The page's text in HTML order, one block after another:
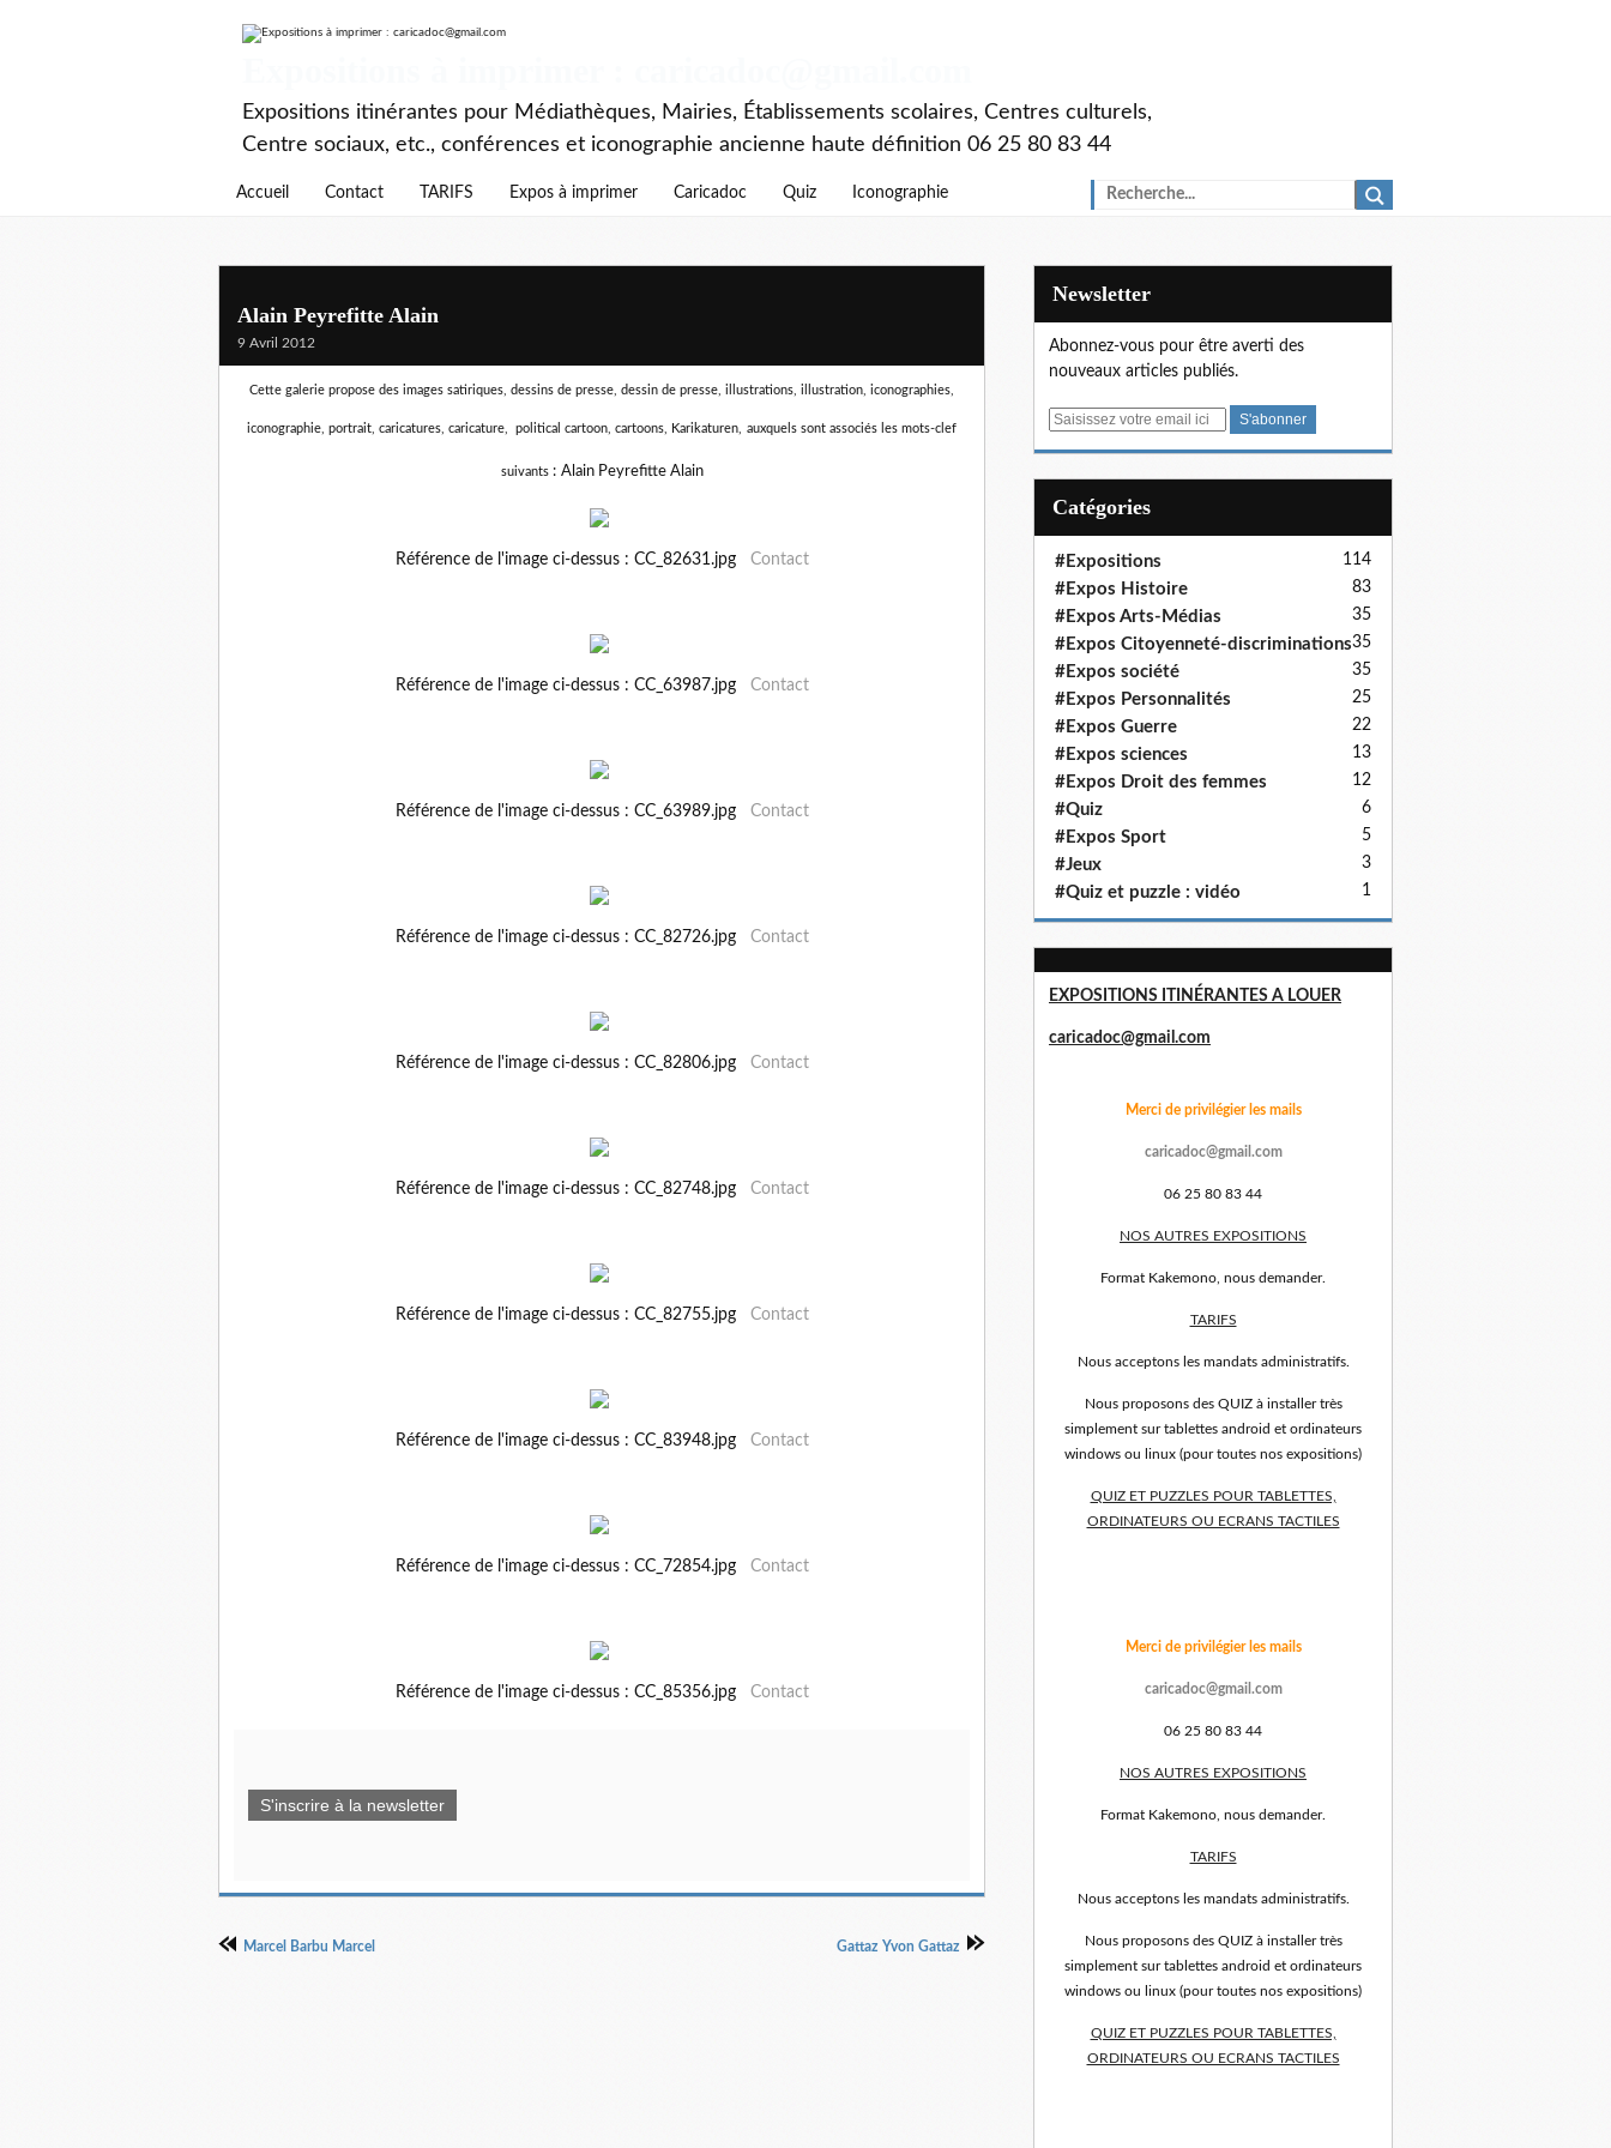
Expositions itinérantes pour Médiathèques, Mairies, Établissements scolaires, Centres culturels,
Centre sociaux, etc., conférences et iconographie ancienne haute définition 06 25 80 83 44
Accueil Contact TARIFS Expos à imprimer Caricadoc Quiz Iconographie
Alain Peyrefitte Alain
9 Avril 2012
Cette galerie propose des images satiriques, dessins de presse, dessin de presse, illustrations, illustration, iconographies,
iconographie, portrait, caricatures, caricature, political cartoon, cartoons, Karikaturen, auxquels sont associés les mots-clef
suivants: Alain Peyrefitte Alain
Référence de l'image ci-dessus : CC_82631.jpg Contact
Référence de l'image ci-dessus : CC_63987.jpg Contact
Référence de l'image ci-dessus : CC_63989.jpg Contact
Référence de l'image ci-dessus : CC_82726.jpg Contact
Référence de l'image ci-dessus : CC_82806.jpg Contact
Référence de l'image ci-dessus : CC_82748.jpg Contact
Référence de l'image ci-dessus : CC_82755.jpg Contact
Référence de l'image ci-dessus : CC_83948.jpg Contact
Référence de l'image ci-dessus : CC_72854.jpg Contact
Référence de l'image ci-dessus : CC_85356.jpg Contact
S'inscrire à la newsletter
Marcel Barbu Marcel Gattaz Yvon Gattaz
Newsletter
Abonnez-vous pour être averti des
nouveaux articles publiés.
E
Catégories
#Expositions 114
#Expos Histoire 83
#Expos Arts-Médias 35
#Expos Citoyenneté-discriminations35
#Expos société 35
#Expos Personnalités 25
#Expos Guerre 22
#Expos sciences 13
#Expos Droit des femmes 12
#Quiz 6
#Expos Sport 5
#Jeux 3
#Quiz et puzzle : vidéo 1
EXPOSITIONS ITINÉRANTES A LOUER
caricadoc@gmail.com
Merci de privilégier les mails
caricadoc@gmail.com
06 25 80 83 44
NOS AUTRES EXPOSITIONS
Format Kakemono, nous demander.
TARIFS
Nous acceptons les mandats administratifs.
Nous proposons des QUIZ à installer très
simplement sur tablettes android et ordinateurs
windows ou linux (pour toutes nos expositions)
QUIZ ET PUZZLES POUR TABLETTES,
ORDINATEURS OU ECRANS TACTILES
Merci de privilégier les mails
caricadoc@gmail.com
06 25 80 83 44
NOS AUTRES EXPOSITIONS
Format Kakemono, nous demander.
TARIFS
Nous acceptons les mandats administratifs.
Nous proposons des QUIZ à installer très
simplement sur tablettes android et ordinateurs
windows ou linux (pour toutes nos expositions)
QUIZ ET PUZZLES POUR TABLETTES,
ORDINATEURS OU ECRANS TACTILES